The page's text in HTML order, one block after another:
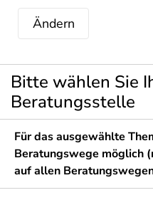
Ändern
Bitte wählen Sie
Beratungsstelle
Für das ausgewählte
Beratungswege möglich
auf allen